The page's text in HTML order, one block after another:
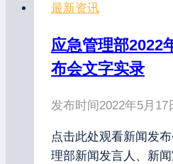
最新资讯
应急管理部2022
布会文字实录
发布时间2022年5月17
点击此处观看新闻发
理部新闻发言人、新